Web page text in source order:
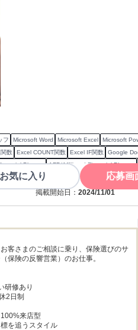
フ Microsoft Word Microsoft Excel Microsoft
数 Excel COUNT関数 Excel IF関数 Google
Planner AFP/Affiliated Financial Planner
漢字能力検定2級 普通自動車第一種運転免許 秘
スケジュール管理 タイピング 店舗運営 接客
お気に入り 応募画
掲載開始日： 2024/11/01
客さまのご相談に乗り、保険選びのサ
保険の反響営業）のお仕事。
研修あり
2日制
来店型
を追うスタイル